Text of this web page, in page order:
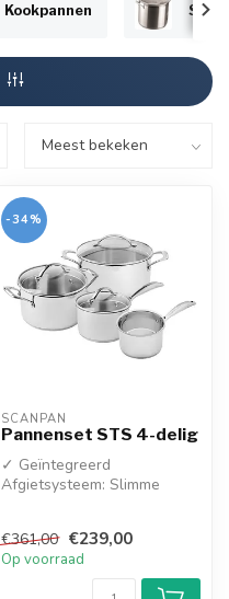
Kookpannen
-34%
SCANPAN
Pannenset STS 4-delig
✓ Geïntegreerd
Afgietsysteem: Slimme
€361,00 €239,00
Op voorraad